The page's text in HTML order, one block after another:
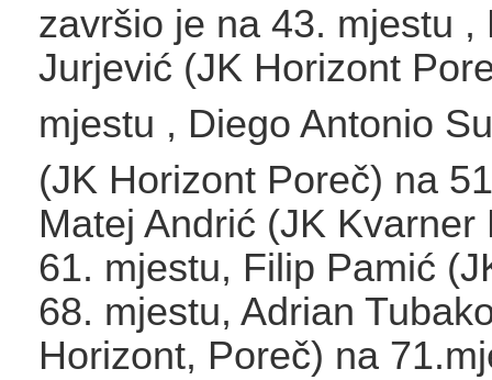
završio je na 43. mjestu ,
Jurjević (JK Horizont
mjestu , Diego Antonio
(JK Horizont Poreč) na
Matej Andrić (JK Kvarner
61. mjestu, Filip Pamić
68. mjestu, Adrian
Horizont, Poreč) na